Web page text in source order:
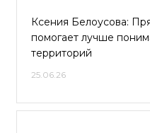
Ксения Белоусова:
помогает лучше
территорий
25.06.26